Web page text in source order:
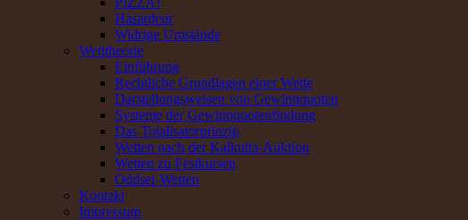
Hasardeur
Widrige Umstände
Wetttheorie
Einführung
Rechtliche Grundlagen einer Wette
Darstellungsweisen von Gewinnquoten
Systeme der Gewinnquotenfindung
Das Totalisatorprinzip
Wetten nach der Kalkutta-Auktion
Wetten zu Festkursen
Oddset-Wetten
Kontakt
Impressum